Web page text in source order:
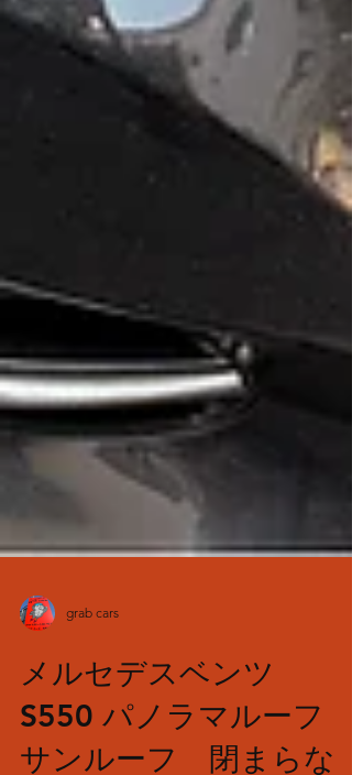
メルセデスベンツ
S550 パノラマルーフ